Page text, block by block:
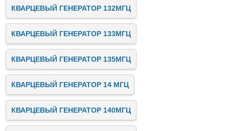
КВАРЦЕВЫЙ ГЕНЕРАТОР 132МГЦ
КВАРЦЕВЫЙ ГЕНЕРАТОР 133МГЦ
КВАРЦЕВЫЙ ГЕНЕРАТОР 135МГЦ
КВАРЦЕВЫЙ ГЕНЕРАТОР 14 МГЦ
КВАРЦЕВЫЙ ГЕНЕРАТОР 140МГЦ